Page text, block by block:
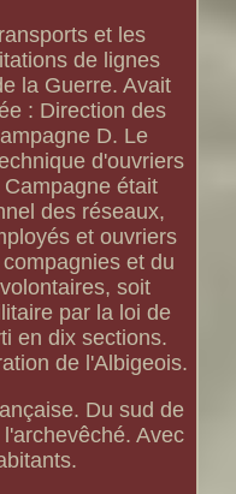
et les
de lignes
la Guerre. Avait
: Direction des
D. Le
d'ouvriers
était
des réseaux,
et ouvriers
et du
soit
par la loi de
en dix sections.
de l'Albigeois.
Du sud de
Avec